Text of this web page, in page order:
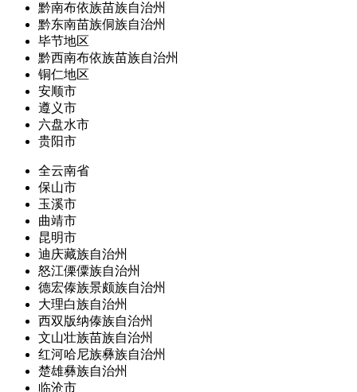
黔南布依族苗族自治州
黔东南苗族侗族自治州
毕节地区
黔西南布依族苗族自治州
铜仁地区
安顺市
遵义市
六盘水市
贵阳市
全云南省
保山市
玉溪市
曲靖市
昆明市
迪庆藏族自治州
怒江傈僳族自治州
德宏傣族景颇族自治州
大理白族自治州
西双版纳傣族自治州
文山壮族苗族自治州
红河哈尼族彝族自治州
楚雄彝族自治州
临沧市